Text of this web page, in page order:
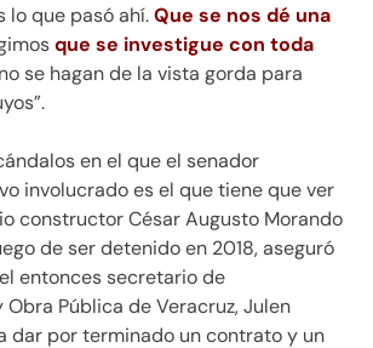
lo que pasó ahí.Que se nos dé una
que se investigue con toda
se hagan de la vista gorda para
en el que el senador
involucrado es el que tiene que ver
constructor César Augusto Morando
de ser detenido en 2018, aseguró
entonces secretario de
Pública de Veracruz, Julen
dar por terminado un contrato y un